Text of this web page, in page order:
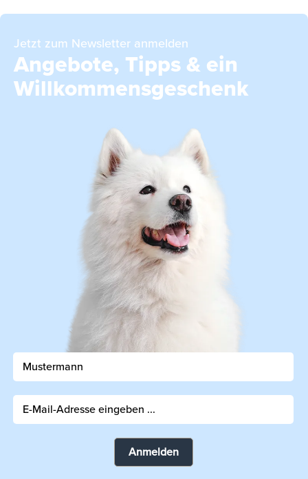
Jetzt zum Newsletter anmelden
Angebote, Tipps & ein
Willkommensgeschenk
Anmelden